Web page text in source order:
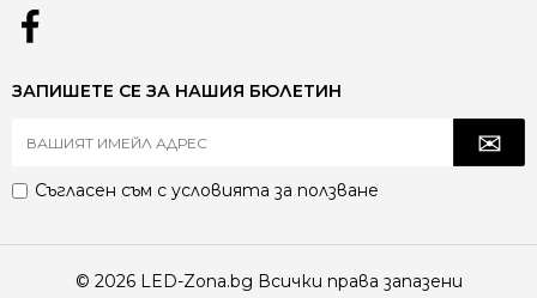
ЗАПИШЕТЕ СЕ ЗА НАШИЯ БЮЛЕТИН
Съгласен съм с условията за ползване
© 2026 LED-Zona.bg Всички права запазени